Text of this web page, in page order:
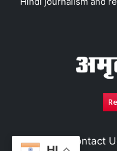
About Us Contact